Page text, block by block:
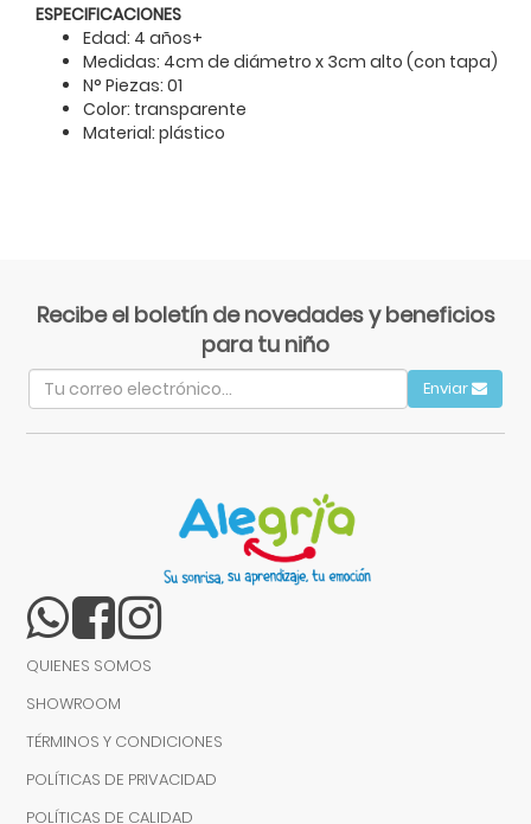
ESPECIFICACIONES
Edad: 4 años+
Medidas: 4cm de diámetro x 3cm alto (con tapa)
N° Piezas: 01
Color: transparente
Material: plástico
Recibe el boletín de novedades y beneficios
para tu niño
Enviar
QUIENES SOMOS
SHOWROOM
TÉRMINOS Y CONDICIONES
POLÍTICAS DE PRIVACIDAD
POLÍTICAS DE CALIDAD